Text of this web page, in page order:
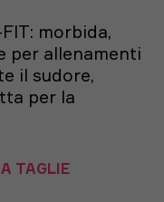
morbida,
per allenamenti
il sudore,
per la
TAGLIE